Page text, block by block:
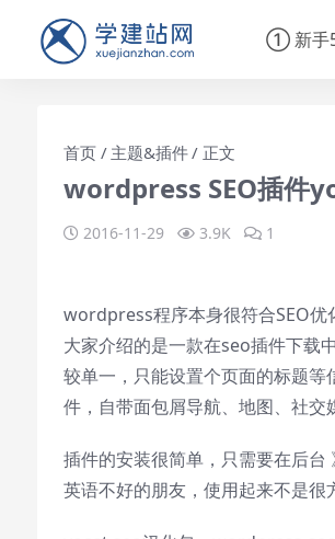
① 新手
首页 主题&插件 正文
wordpress SEO插件
2016-11-29 3.9K 1
wordpress程序本身很符合SEO优
大家介绍的是一款在seo插件下载
较单一，只能设置个页面的标题
件，自带面包屑导航、地图、社交
插件的安装很简单，只需要在后
英语不好的朋友，使用起来不是很